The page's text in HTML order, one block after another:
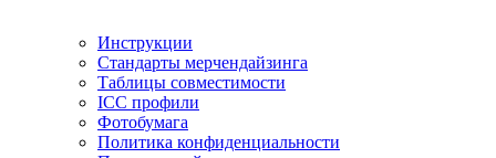
Инструкции
Стандарты мерчендайзинга
Таблицы совместимости
ICC профили
Фотобумага
Политика конфиденциальности